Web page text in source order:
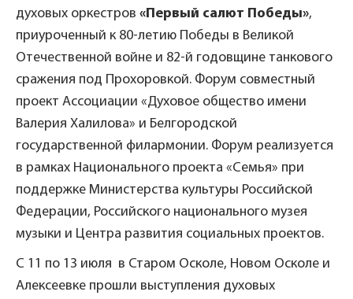
духовых оркестров «Первый салют Победы»,
приуроченный к 80-летию Победы в Великой
Отечественной войне и 82-й годовщине танкового
сражения под Прохоровкой. Форум совместный
проект Ассоциации «Духовое общество имени
Валерия Халилова» и Белгородской
государственной филармонии. Форум реализуется
в рамках Национального проекта «Семья» при
поддержке Министерства культуры Российской
Федерации, Российского национального музея
музыки и Центра развития социальных проектов.
С 11 по 13 июля в Старом Осколе, Новом Осколе и
Алексеевке прошли выступления духовых